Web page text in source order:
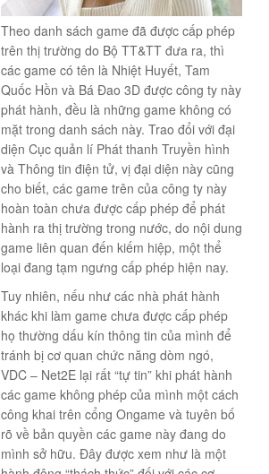
Theo danh sách game đã được cấp phép
trên thị trường do Bộ TT&TT đưa ra, thì
các game có tên là Nhiệt Huyết, Tam
Quốc Hồn và Bá Đao 3D được công ty này
phát hành, đều là những game không có
mặt trong danh sách này. Trao đổi với đại
diện Cục quản lí Phát thanh Truyền hình
và Thông tin điện tử, vị đại diện này cũng
cho biết, các game trên của công ty này
hoàn toàn chưa được cấp phép để phát
hành ra thị trường trong nước, do nội dung
game liên quan đến kiếm hiệp, một thể
loại đang tạm ngưng cấp phép hiện nay.
Tuy nhiên, nếu như các nhà phát hành
khác khi làm game chưa được cấp phép
họ thường dấu kín thông tin của mình để
tránh bị cơ quan chức năng dòm ngó,
VDC – Net2E lại rất “tự tin” khi phát hành
các game không phép của mình một cách
công khai trên cổng Ongame và tuyên bố
rõ về bản quyền các game này đang do
mình sở hữu. Đây được xem như là một